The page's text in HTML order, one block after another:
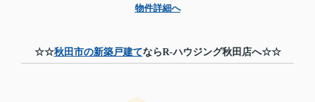
物件詳細へ
☆☆秋田市の新築戸建てならR-ハウジング秋田店へ☆☆